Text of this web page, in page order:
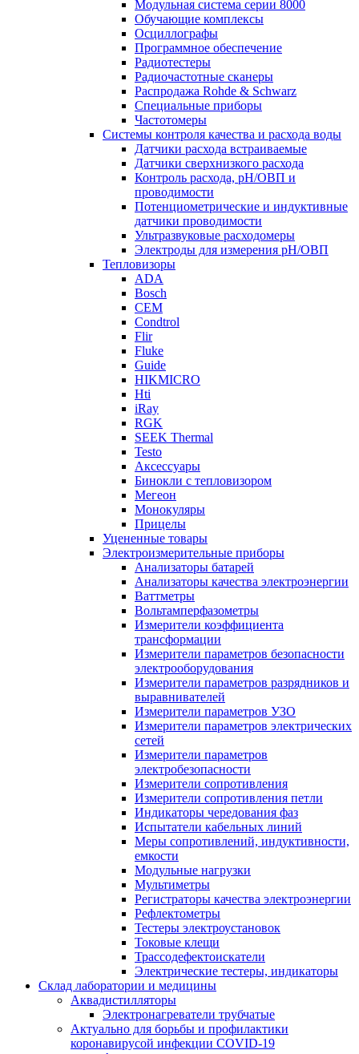
Модульная система серии 8000
Обучающие комплексы
Осциллографы
Программное обеспечение
Радиотестеры
Радиочастотные сканеры
Распродажа Rohde & Schwarz
Специальные приборы
Частотомеры
Системы контроля качества и расхода воды
Датчики расхода встраиваемые
Датчики сверхнизкого расхода
Контроль расхода, pH/ОВП и
проводимости
Потенциометрические и индуктивные
датчики проводимости
Ультразвуковые расходомеры
Электроды для измерения рH/ОВП
Тепловизоры
ADA
Bosch
CEM
Condtrol
Flir
Fluke
Guide
HIKMICRO
Hti
iRay
RGK
SEEK Thermal
Testo
Аксессуары
Бинокли с тепловизором
Мегеон
Монокуляры
Прицелы
Уцененные товары
Электроизмерительные приборы
Анализаторы батарей
Анализаторы качества электроэнергии
Ваттметры
Вольтамперфазометры
Измерители коэффициента
трансформации
Измерители параметров безопасности
электрооборудования
Измерители параметров разрядников и
выравнивателей
Измерители параметров УЗО
Измерители параметров электрических
сетей
Измерители параметров
электробезопасности
Измерители сопротивления
Измерители сопротивления петли
Индикаторы чередования фаз
Испытатели кабельных линий
Меры сопротивлений, индуктивности,
емкости
Модульные нагрузки
Мультиметры
Регистраторы качества электроэнергии
Рефлектометры
Тестеры электроустановок
Токовые клещи
Трассодефектоискатели
Электрические тестеры, индикаторы
Склад лаборатории и медицины
Аквадистилляторы
Электронагреватели трубчатые
Актуально для борьбы и профилактики
коронавирусой инфекции COVID-19